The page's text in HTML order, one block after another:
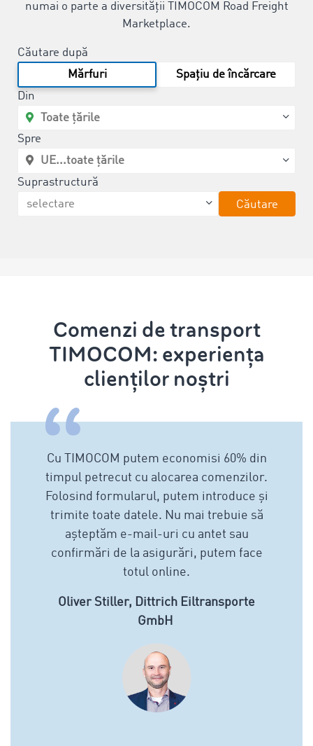
numai o parte a diversității TIMOCOM Road Freight
Marketplace.
Căutare după
Mărfuri
Spațiu de încărcare
Din
Spre
Suprastructură
Căutare
Comenzi de transport
TIMOCOM: experiența
clienților noștri
Cu TIMOCOM putem economisi 60% din
timpul petrecut cu alocarea comenzilor.
Folosind formularul, putem introduce și
trimite toate datele. Nu mai trebuie să
așteptăm e-mail-uri cu antet sau
confirmări de la asigurări, putem face
totul online.
Oliver Stiller, Dittrich Eiltransporte
GmbH